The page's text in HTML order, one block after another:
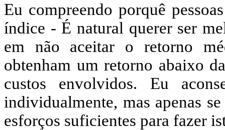
Eu compreendo porquê
índice - É natural querer ser
em não aceitar o retorno
obtenham um retorno abaixo
custos envolvidos. Eu
individualmente, mas apenas
esforços suficientes para fazer